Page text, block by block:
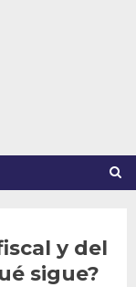
y del
sigue?